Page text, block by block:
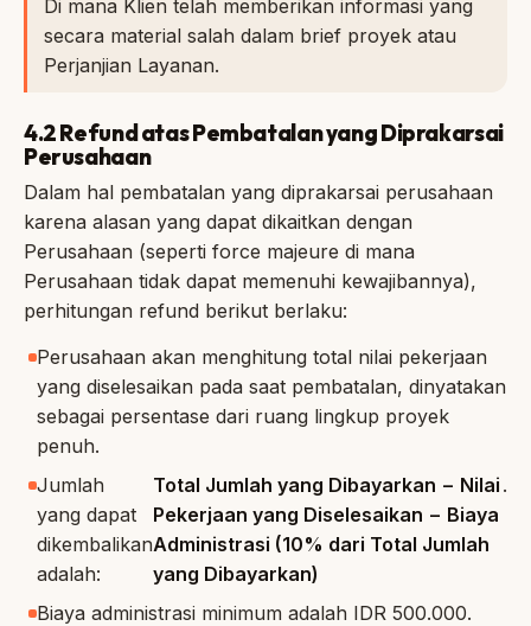
Di mana Klien telah memberikan informasi yang
secara material salah dalam brief proyek atau
Perjanjian Layanan.
4.2 Refund atas Pembatalan yang Diprakarsai
Perusahaan
Dalam hal pembatalan yang diprakarsai perusahaan
karena alasan yang dapat dikaitkan dengan
Perusahaan (seperti force majeure di mana
Perusahaan tidak dapat memenuhi kewajibannya),
perhitungan refund berikut berlaku:
Perusahaan akan menghitung total nilai pekerjaan
yang diselesaikan pada saat pembatalan, dinyatakan
sebagai persentase dari ruang lingkup proyek
penuh.
Jumlah
yang dapat
dikembalikan
adalah:
Total Jumlah yang Dibayarkan − Nilai
Pekerjaan yang Diselesaikan − Biaya
Administrasi (10% dari Total Jumlah
yang Dibayarkan)
.
Biaya administrasi minimum adalah IDR 500.000.